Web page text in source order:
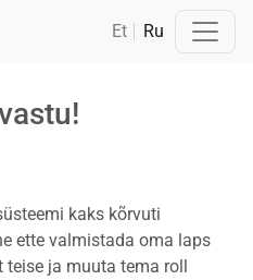
Et Ru
kaks kõrvuti
ette valmistada oma laps
ja muuta tema roll